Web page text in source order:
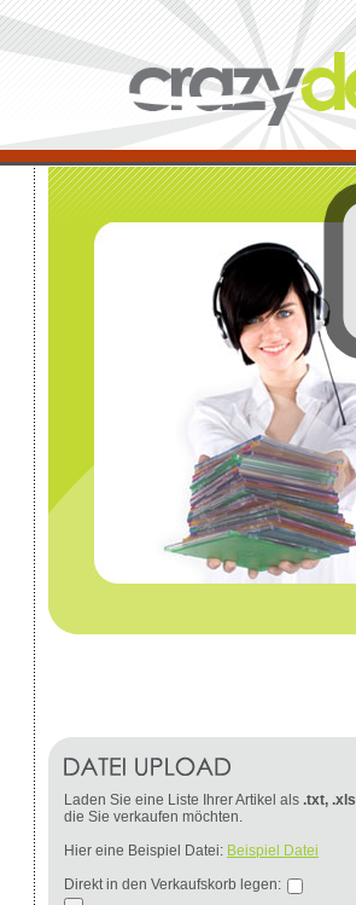
Laden Sie eine Liste Ihrer Artikel als .txt, .xls
die Sie verkaufen möchten.
Hier eine Beispiel Datei: Beispiel Datei
Direkt in den Verkaufskorb legen: